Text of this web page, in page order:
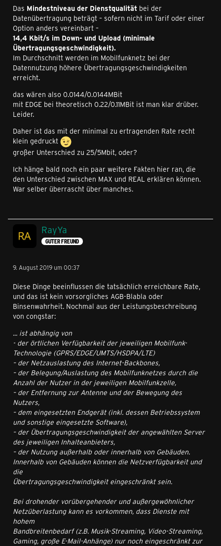
Das Mindestniveau der Dienstqualität bei der
Datenübertragung beträgt – sofern nicht im Tarif oder einer
Option anders vereinbart –
14,4 Kbit/s im Down- und Upload (minimale
Übertragungsgeschwindigkeit).
Im Durchschnitt werden im Mobilfunknetz bei der
Datennutzung höhere Übertragungsgeschwindigkeiten
erreicht.
das wären also 0.0144/0.0144MBit
mit EDGE bei theoretisch 0.22/0.11MBit ist man klar drüber.
Leider.
Daher ist das mit der minimal zu ertragenden Rate recht
klein gedruckt
großer Unterschied zu 25/5Mbit, oder?
Ich hänge bald noch ein paar weitere Fakten hier ran, die
den Unterschied zwischen MAX und REAL erklären können.
War selber überrascht über manches.
RayYa
GUTER FREUND
9. August 2019 um 00:37
Diese Dinge beeinflussen die tatsächlich erreichbare Rate,
und das ist kein vorsorgliches AGB-Blabla oder
Binsenwahrheit. Nochmal aus der Leistungsbeschreibung
von congstar:
... ist abhängig von
- der örtlichen Verfügbarkeit der jeweiligen Mobilfunk-
Technologie (GPRS/EDGE/UMTS/HSDPA/LTE)
– der Netzauslastung des Internet-Backbones,
– der Belegung/Auslastung des Mobilfunknetzes durch die
Anzahl der Nutzer in der jeweiligen Mobilfunkzelle,
– der Entfernung zur Antenne und der Bewegung des
Nutzers,
– dem eingesetzten Endgerät (inkl. dessen Betriebssystem
und sonstige eingesetzte Software),
– der Übertragungsgeschwindigkeit der angewählten Server
des jeweiligen Inhalteanbieters,
– der Nutzung außerhalb oder innerhalb von Gebäuden.
Innerhalb von Gebäuden können die Netzverfügbarkeit und
die
Übertragungsgeschwindigkeit eingeschränkt sein.
Bei drohender vorübergehender und außergewöhnlicher
Netzüberlastung kann es vorkommen, dass Dienste mit
hohem
Bandbreitenbedarf (z.B. Musik-Streaming, Video-Streaming,
Gaming, große E-Mail-Anhänge) nur noch eingeschränkt zur